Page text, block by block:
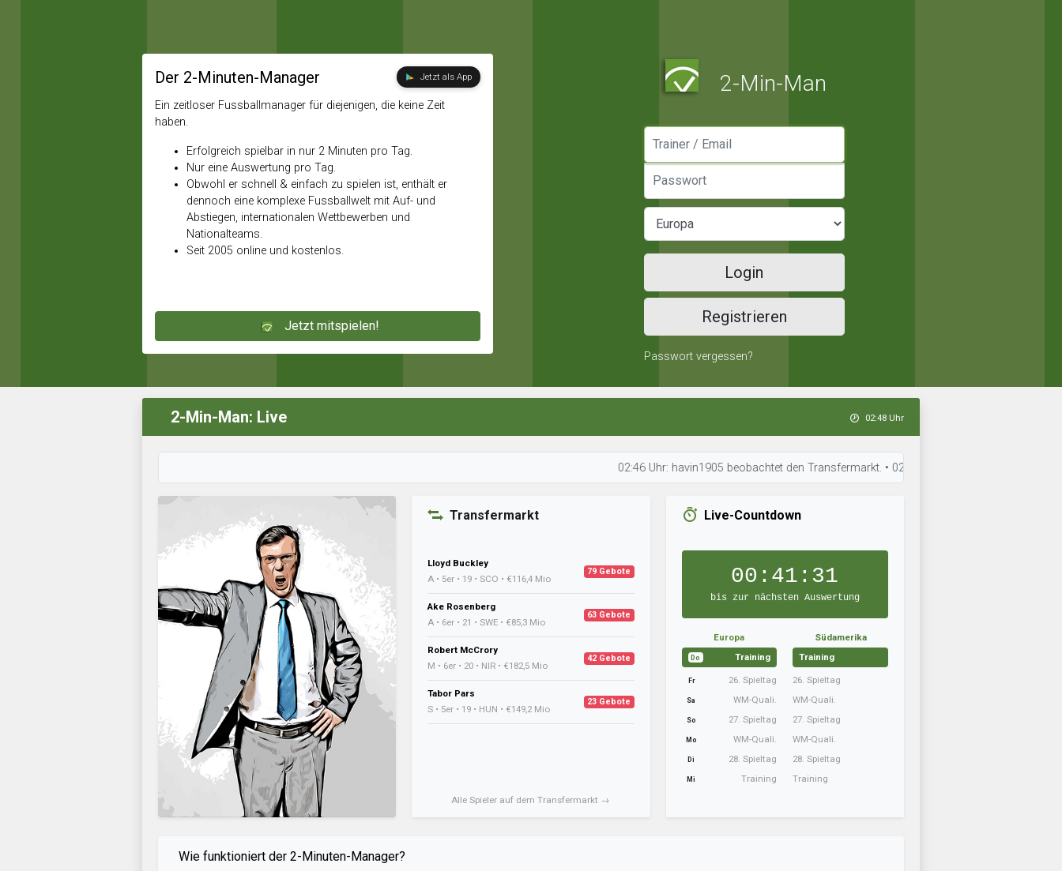
Der 2-Minuten-Manager Jetzt als App
Ein zeitloser Fussballmanager für diejenigen, die keine Zeit
haben.
Erfolgreich spielbar in nur 2 Minuten pro Tag.
Nur eine Auswertung pro Tag.
Obwohl er schnell & einfach zu spielen ist, enthält er
dennoch eine komplexe Fussballwelt mit Auf- und
Abstiegen, internationalen Wettbewerben und
Nationalteams.
Seit 2005 online und kostenlos.
Jetzt mitspielen!
2-Min-Man
Login
Registrieren
Passwort vergessen?
2-Min-Man: Live 02:48 Uhr
02:46 Uhr: havin1905 beobachtet den Transfermarkt. • 02:45 Uhr: RW Elaziz hat sein Team
Transfermarkt
Lloyd Buckley
A • 5er • 19 • SCO • €116,4 Mio
79 Gebote
Ake Rosenberg
A • 6er • 21 • SWE • €85,3 Mio
63 Gebote
Robert McCrory
M • 6er • 20 • NIR • €182,5 Mio
42 Gebote
Tabor Pars
S • 5er • 19 • HUN • €149,2 Mio
23 Gebote
Alle Spieler auf dem Transfermarkt →
Live-Countdown
00:41:30
bis zur nächsten Auswertung
Europa
Do Training
Fr 26. Spieltag
Sa WM-Quali.
So 27. Spieltag
Mo WM-Quali.
Di 28. Spieltag
Mi Training
Südamerika
Training
26. Spieltag
WM-Quali.
27. Spieltag
WM-Quali.
28. Spieltag
Training
Wie funktioniert der 2-Minuten-Manager?